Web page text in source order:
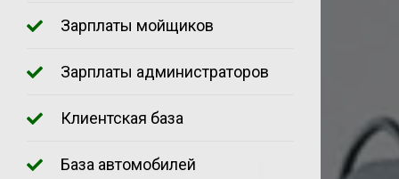
Зарплаты мойщиков
Зарплаты администраторов
Клиентская база
База автомобилей